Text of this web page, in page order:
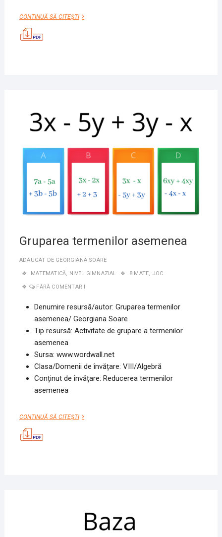
CONTINUĂ SĂ CITEȘTI4X
=
Gruparea termenilor asemenea
ADAUGAT DE GEORGIANA SOARE
MATEMATICĂ, NIVEL GIMNAZIAL 8 MATE, JOC
FĂRĂ COMENTARII
Denumire resursă/autor: Gruparea termenilor
asemenea/ Georgiana Soare
Tip resursă: Activitate de grupare a termenilor
asemenea
Sursa: www.wordwall.net
Clasa/Domenii de învățare: VIII/Algebră
Conținut de învățare: Reducerea termenilor
asemenea
CONTINUĂ SĂ CITEȘTIGRUPAREA